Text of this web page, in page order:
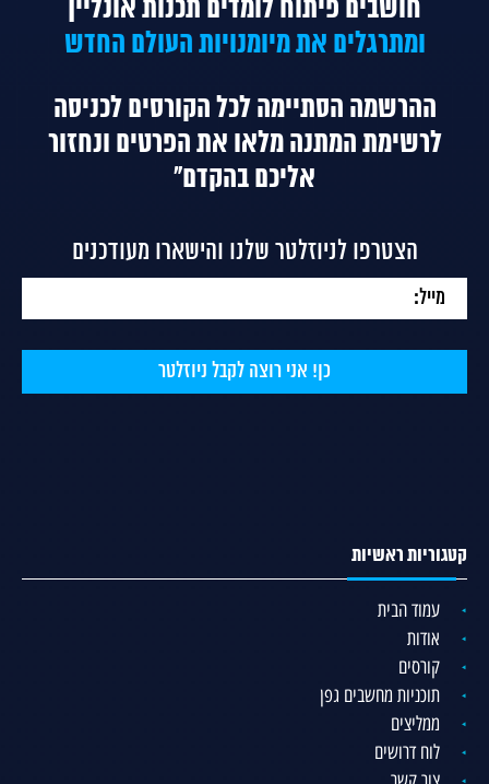
חושבים פיתוח לומדים תכנות אונליין
ומתרגלים את מיומנויות העולם החדש
ההרשמה הסתיימה לכל הקורסיםלכניסה
לרשימת המתנה מלאו את הפרטים ונחזור
אליכם בהקדם"
הצטרפו לניוזלטר שלנו והישארו מעודכנים
קטגוריות ראשיות
עמוד הבית
אודות
קורסים
תוכניות מחשבים גפן
ממליצים
לוח דרושים